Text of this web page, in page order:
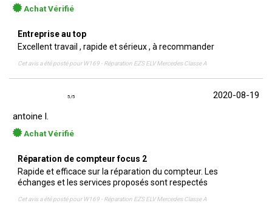
Achat Vérifié
Entreprise au top
Excellent travail , rapide et sérieux , à recommander
Cet avis a été posté pour W169 - Réparation EZS ELV Mercedes Classe A
5/5
2020-08-19
antoine l.
Achat Vérifié
Réparation de compteur focus 2
Rapide et efficace sur la réparation du compteur. Les
échanges et les services proposés sont respectés
Cet avis a été posté pour W169 - Réparation EZS ELV Mercedes Classe A